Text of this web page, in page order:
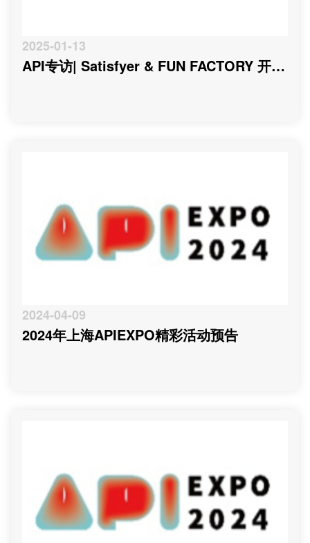
2025-01-13
API专访| Satisfyer & FUN FACTORY 开创
2024-04-09
2024年上海APIEXPO精彩活动预告